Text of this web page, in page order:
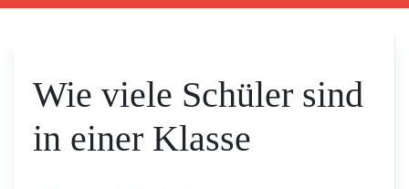
Wie viele Schüler sind
in einer Klasse